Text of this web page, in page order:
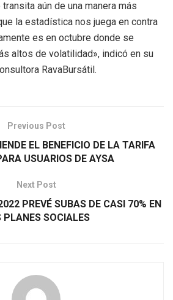
aún de una manera más
la estadística nos juega en contra
es en octubre donde se
altos de volatilidad», indicó en su
RavaBursátil.
Previous Post
EL BENEFICIO DE LA TARIFA
USUARIOS DE AYSA
Next Post
PREVÉ SUBAS DE CASI 70% EN
PLANES SOCIALES